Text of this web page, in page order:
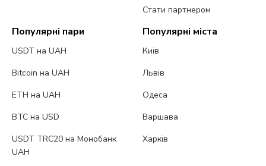
Стати партнером
Популярні пари
USDT на UAH
Bitcoin на UAH
ETH на UAH
BTC на USD
USDT TRC20 на Монобанк
UAH
Популярні міста
Київ
Львів
Одеса
Варшава
Харків